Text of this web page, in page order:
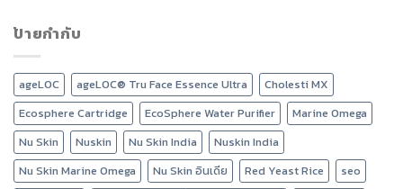
ป้ายกำกับ
ageLOC ageLOC® Tru Face Essence Ultra
Cholesti MX
Ecosphere Cartridge
EcoSphere Water Purifier
Marine Omega
Nu Skin
Nuskin Nu Skin India
Nuskin India
Nu Skin Marine Omega
Nu Skin อินเดีย Red Yeast Rice
seo